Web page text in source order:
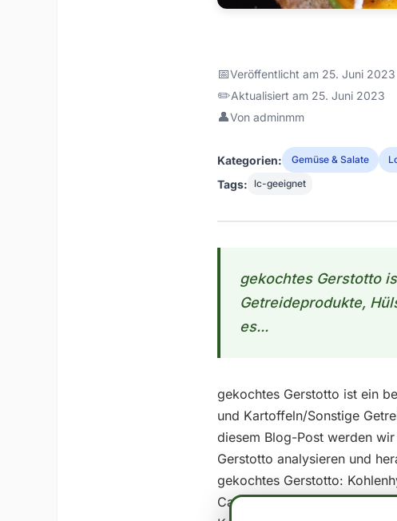
📅Veröffentlicht am 25. Juni 2023
✏️Aktualisiert am 25. Juni 2023
👤Von adminmm
Kategorien: Gemüse & Salate
Tags: lc-geeignet
gekochtes Gerstotto
Getreideprodukte,
es...
gekochtes Gerstotto ist ein
und Kartoffeln/Sonstige
diesem Blog-Post werden
Gerstotto analysieren und
gekochtes Gerstotto:
Carb eingestuft werden